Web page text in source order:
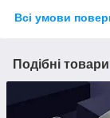
Всі умови
Подібні